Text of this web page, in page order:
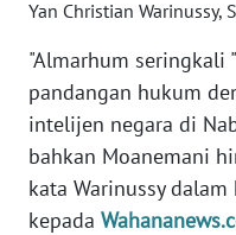
Yan Christian Warinussy,
"Almarhum seringkali
pandangan hukum
intelijen negara di
bahkan Moanemani
kata Warinussy
kepada
SULTENG
WN
SULBAR
WN
BABEL